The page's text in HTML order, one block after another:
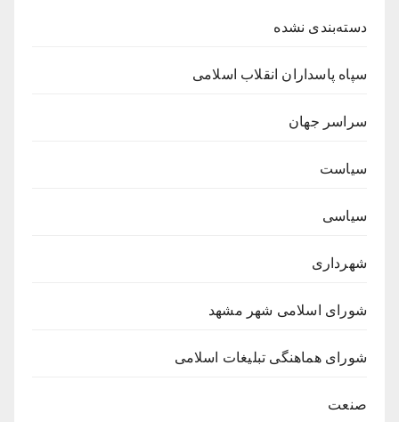
دسته‌بندی نشده
سپاه پاسداران انقلاب اسلامی
سراسر جهان
سیاست
سیاسی
شهرداری
شورای اسلامی شهر مشهد
شورای هماهنگی تبلیغات اسلامی
صنعت